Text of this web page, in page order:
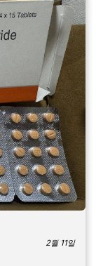
2월 11일